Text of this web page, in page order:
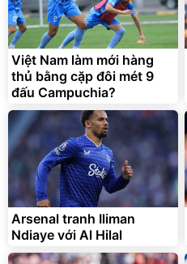
Việt Nam làm mới hàng
thủ bằng cặp đôi mét 9
đấu Campuchia?
Arsenal tranh Iliman
Ndiaye với Al Hilal